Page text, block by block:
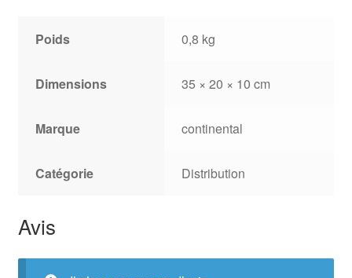
Poids 0,8 kg
Dimensions 35 × 20 × 10 cm
Marque continental
Catégorie Distribution
Avis